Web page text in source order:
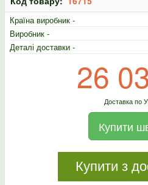
Країна виробник -
Виробник -
Деталі доставки -
26
Доставка по
Купити
Купити з